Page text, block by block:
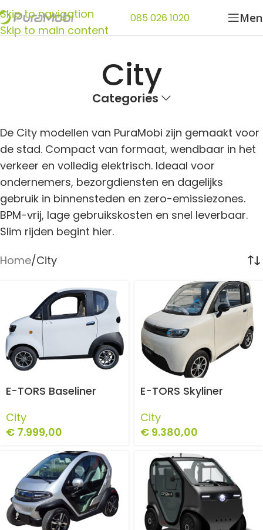
Skip to navigation
Skip to main content
085 026 1020
City
Categories
De City modellen van PuraMobi zijn gemaakt voor
de stad. Compact van formaat, wendbaar in het
verkeer en volledig elektrisch. Ideaal voor
ondernemers, bezorgdiensten en dagelijks
gebruik in binnensteden en zero-emissiezones.
BPM-vrij, lage gebruikskosten en snel leverbaar.
Slim rijden begint hier.
Home City
E-TORS Baseliner
City
€ 7.999,00
E-TORS Skyliner
City
€ 9.380,00